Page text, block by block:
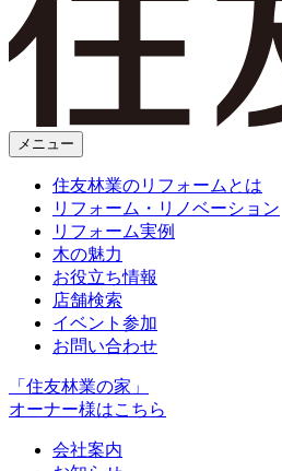
メニュー
住友林業のリフォームとは
リフォーム・リノベーション
リフォーム実例
木の魅力
お役立ち情報
店舗検索
イベント参加
お問い合わせ
「住友林業の家」
オーナー様はこちら
会社案内